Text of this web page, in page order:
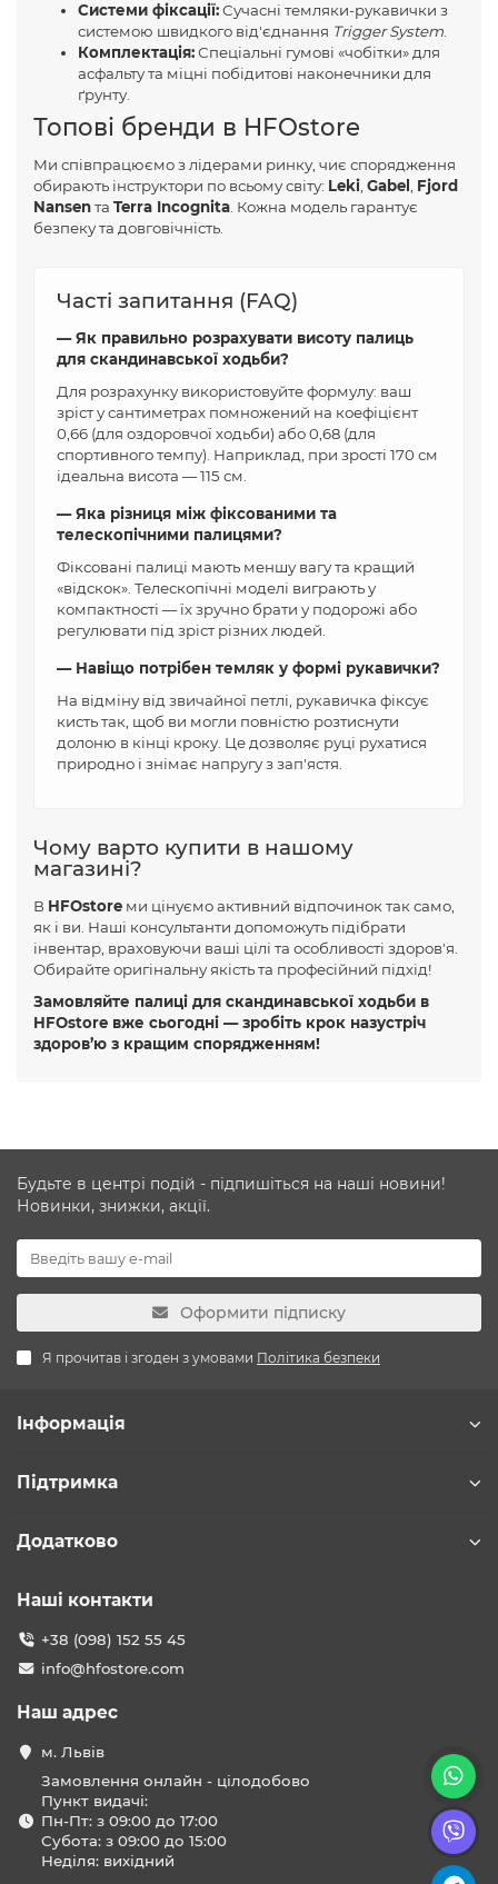
Системи фіксації:Сучасні темляки-рукавички з
системою швидкого від'єднання Trigger System.
Комплектація:Спеціальні гумові «чобітки» для
асфальту та міцні побідитові наконечники для
ґрунту.
Топові бренди в HFOstore
Ми співпрацюємо з лідерами ринку, чиє спорядження
обирають інструктори по всьому світу: Leki, Gabel , Fjord
Nansenта Terra Incognita. Кожна модель гарантує
безпеку та довговічність.
Часті запитання (FAQ)
— Як правильно розрахувати висоту палиць
для скандинавської ходьби?
Для розрахунку використовуйте формулу: ваш
зріст у сантиметрах помножений на коефіцієнт
0,66 (для оздоровчої ходьби) або 0,68 (для
спортивного темпу). Наприклад, при зрості 170 см
ідеальна висота — 115 см.
— Яка різниця між фіксованими та
телескопічними палицями?
Фіксовані палиці мають меншу вагу та кращий
«відскок». Телескопічні моделі виграють у
компактності — їх зручно брати у подорожі або
регулювати під зріст різних людей.
— Навіщо потрібен темляк у формі рукавички?
На відміну від звичайної петлі, рукавичка фіксує
кисть так, щоб ви могли повністю розтиснути
долоню в кінці кроку. Це дозволяє руці рухатися
природно і знімає напругу з зап'ястя.
Чому варто купити в нашому
магазині?
В HFOstore ми цінуємо активний відпочинок так само,
як і ви. Наші консультанти допоможуть підібрати
інвентар, враховуючи ваші цілі та особливості здоров'я.
Обирайте оригінальну якість та професійний підхід!
Замовляйте палиці для скандинавської ходьби в
HFOstore вже сьогодні — зробіть крок назустріч
здоров’ю з кращим спорядженням!
Будьте в центрі подій - підпишіться на наші новини!
Новинки, знижки, акції.
Оформити підписку
Я прочитав і згоден з умовами Політика безпеки
Інформація
Підтримка
Додатково
Наші контакти
+38 (098) 152 55 45
info@hfostore.com
Наш адрес
м. Львів
Замовлення онлайн - цілодобово
Пункт видачі:
Пн-Пт: з 09:00 до 17:00
Субота: з 09:00 до 15:00
Неділя: вихідний